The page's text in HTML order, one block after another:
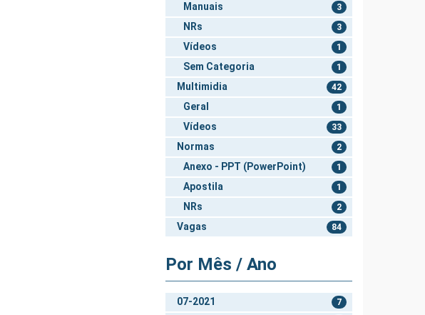
Manuais 3
NRs 3
Vídeos 1
Sem Categoria 1
Multimidia 42
Geral 1
Vídeos 33
Normas 2
Anexo - PPT (PowerPoint) 1
Apostila 1
NRs 2
Vagas 84
Por Mês / Ano
07-2021 7